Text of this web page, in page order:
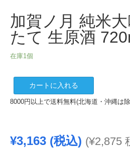
加賀ノ月 純米
たて 生原酒
在庫1個
賀
ノ
米
カートに入れる
8000円以上で送料無料(北海道・沖縄は
¥3,163 (税込) (¥2,875